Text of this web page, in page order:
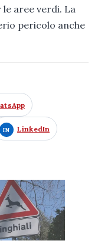
aree verdi. La
pericolo anche
LinkedIn